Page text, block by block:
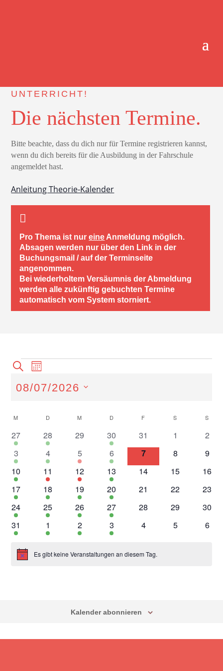
UNTERRICHT!
Die nächsten Termine.
Bitte beachte, dass du dich nur für Termine registrieren kannst,
wenn du dich bereits für die Ausbildung in der Fahrschule
angemeldet hast.
Anleitung Theorie-Kalender
Pro Thema ist nureine Anmeldung möglich.
Absagen werden nur über den Link in der
Buchungsmail / auf der Terminseite
angenommen.
Bei wiederholtem Versäumnis der Abmeldung
werden alle zukünftig gebuchten Termine
automatisch vom System storniert.
Veranstaltungen
Veranstaltungen
und
Navigation
SucheVeranstaltung
Ansichten-
Navigation
Monat
08/07/2026
Kalender
von
Veranstaltungen
M DDIENSTAG M MITTWOCHDDONNERSTAG
F S S
1
Veranstaltung
27
1
Veranstaltung
28
0
Veranstaltungen
29
2
Veranstaltungen
30
0
Veranstaltungen
31
0
1
0
2
1
Veranstaltung
3
1
Veranstaltung
4
1
Veranstaltung
5
2
Veranstaltungen
6
0
Veranstaltungen
7
0
8
0
9
2
Veranstaltungen
10
1
Veranstaltung
11
1
Veranstaltung
12
2
Veranstaltungen
13
0
14
0
15
0
16
2
Veranstaltungen
17
1
Veranstaltung
18
1
Veranstaltung
19
2
Veranstaltungen
20
0
21
0
22
0
23
2
Veranstaltungen
24
1
Veranstaltung
25
1
Veranstaltung
26
2
Veranstaltungen
27
0
28
0
29
0
30
2
Veranstaltungen
31
1
Veranstaltung
1
1
Veranstaltung
2
2
Veranstaltungen
3
0
4
0
5
0
6
HinweisEs gibt keine Veranstaltungen an diesem Tag.
Kalender abonnieren